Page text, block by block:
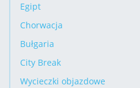
Egipt
Chorwacja
Bułgaria
City Break
Wycieczki objazdowe